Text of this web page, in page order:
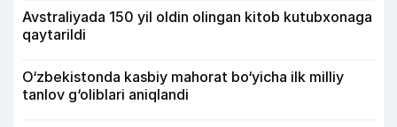
Avstraliyada 150 yil oldin olingan kitob kutubxonaga
qaytarildi
O‘zbekistonda kasbiy mahorat bo‘yicha ilk milliy
tanlov g‘oliblari aniqlandi